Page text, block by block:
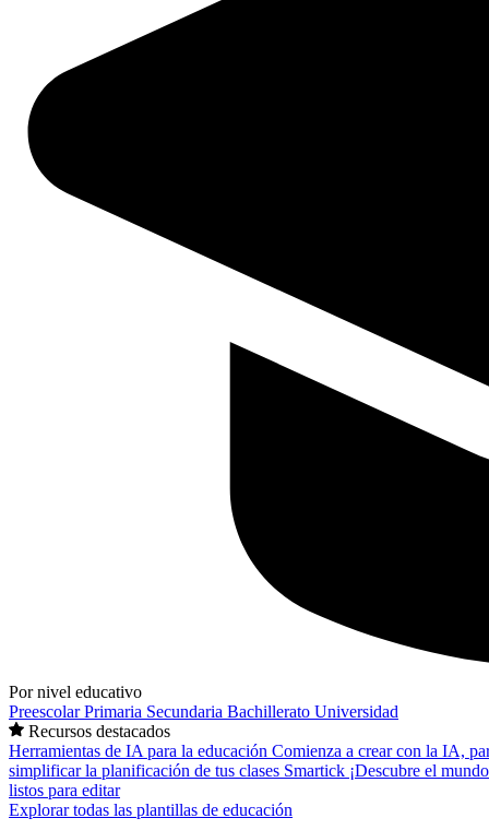
Por nivel educativo
PreescolarPrimaria Secundaria Bachillerato Universidad
Recursos destacados
Herramientas de IA para la educación Comienza a crear con la IA,
simplificar la planificación de tus clases Smartick ¡Descubre el
listos para editar
Explorar todas las plantillas de educación